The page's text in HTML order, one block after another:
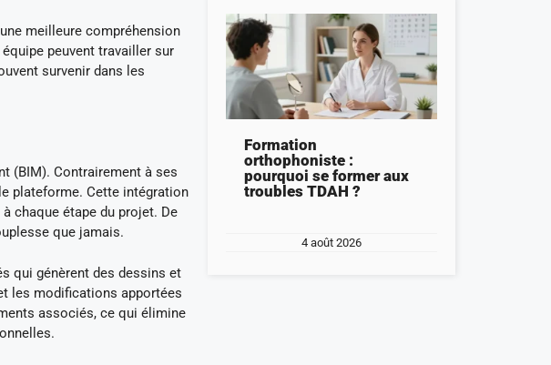
meilleure compréhension
peuvent travailler sur
survenir dans les
(BIM). Contrairement à ses
plateforme. Cette intégration
chaque étape du projet. De
que jamais.
qui génèrent des dessins et
les modifications apportées
associés, ce qui élimine
Formation
orthophoniste :
pourquoi se former aux
troubles TDAH ?
4 août 2026